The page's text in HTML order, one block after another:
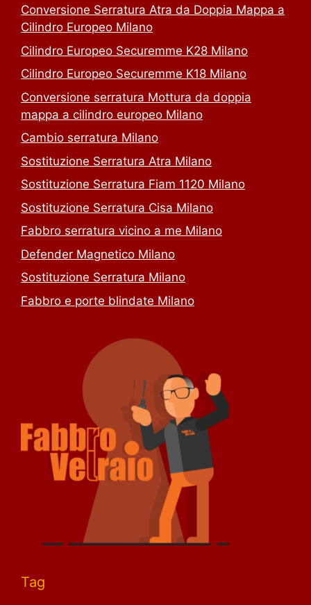
Conversione Serratura Atra da Doppia Mappa a
Cilindro Europeo Milano
Cilindro Europeo Securemme K28 Milano
Cilindro Europeo Securemme K18 Milano
Conversione serratura Mottura da doppia
mappa a cilindro europeo Milano
Cambio serratura Milano
Sostituzione Serratura Atra Milano
Sostituzione Serratura Fiam 1120 Milano
Sostituzione Serratura Cisa Milano
Fabbro serratura vicino a me Milano
Defender Magnetico Milano
Sostituzione Serratura Milano
Fabbro e porte blindate Milano
Tag